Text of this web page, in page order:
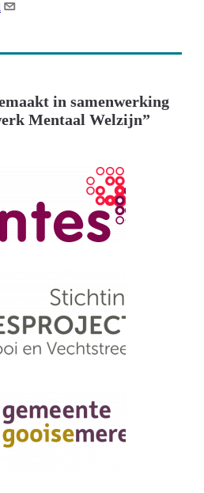
in samenwerking
Mentaal Welzijn”